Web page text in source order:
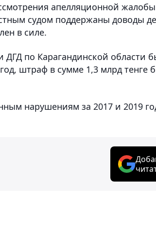
апелляционной
судом поддержаны доводы
в силе.
ДГД по Карагандинской области
штраф в сумме 1,3 млрд тенге
нарушениям за 2017 и 2019